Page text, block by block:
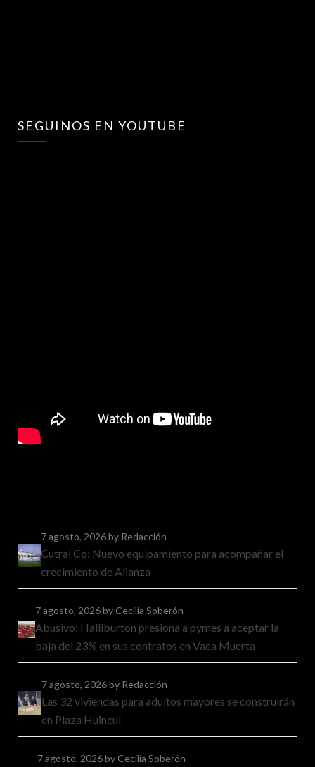
SEGUINOS EN YOUTUBE
7 agosto, 2026by Redacción
Cutral Co: Nuevo equipamiento para acompañar el
crecimiento de Alianza
7 agosto, 2026by Cecilia Soberón
Abusivo: Halliburton presiona a pymes a aceptar la
baja del 23% en sus contratos en Vaca Muerta
7 agosto, 2026by Redacción
Las 32 viviendas para adultos mayores se construirán
en Plaza Huincul
7 agosto, 2026by Cecilia Soberón